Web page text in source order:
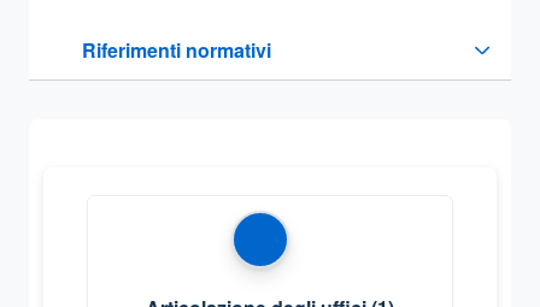
Riferimenti normativi
Sezione compressa